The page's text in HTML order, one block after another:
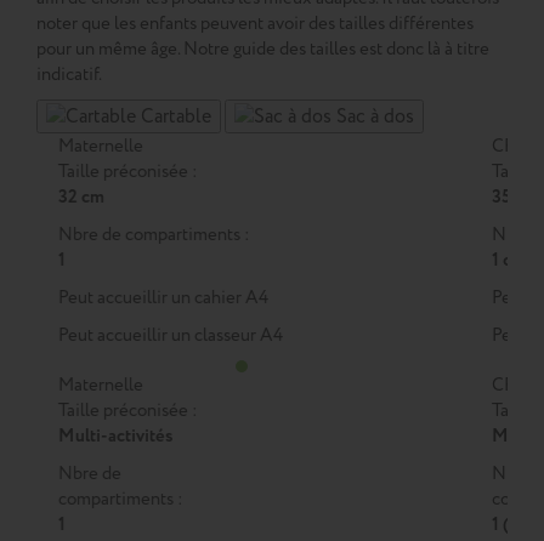
noter que les enfants peuvent avoir des tailles différentes
pour un même âge. Notre guide des tailles est donc là à titre
indicatif.
Cartable Sac à dos
Maternelle
Taille préconisée :
32 cm
Nbre de compartiments :
1
Peut accueillir un cahier A4
Peut accueillir un classeur A4
CP
Taille
35 cm
Nbre
1 ou 2
Peut
Peut
Maternelle
Taille préconisée :
Multi-activités
Nbre de
compartiments :
1
CP
Taille
M
Nbre
1 (M)